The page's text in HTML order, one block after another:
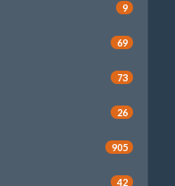
9
69
73
26
905
42